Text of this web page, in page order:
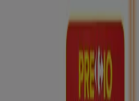
la empresa
las compras locales